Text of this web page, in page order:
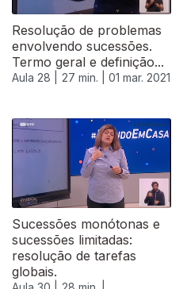
Resolução de problemas
envolvendo sucessões.
Termo geral e definição...
Aula 28 | 27 min. | 01 mar. 2021
Sucessões monótonas e
sucessões limitadas:
resolução de tarefas
globais.